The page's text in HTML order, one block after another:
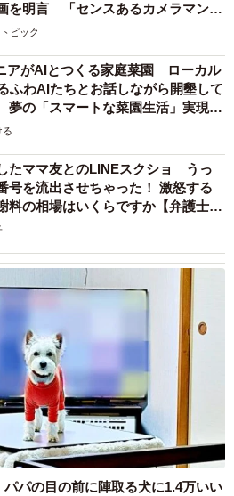
を明言 「センスあるカメラマン求
ピック
アがAIとつくる家庭菜園 ローカル
ふわAIたちとお話しながら開墾して
の「スマートな菜園生活」実現な
る
たママ友とのLINEスクショ うっ
号を流出させちゃった！ 激怒する
の相場はいくらですか【弁護士が
パパの目の前に陣取る犬に1.4万いい